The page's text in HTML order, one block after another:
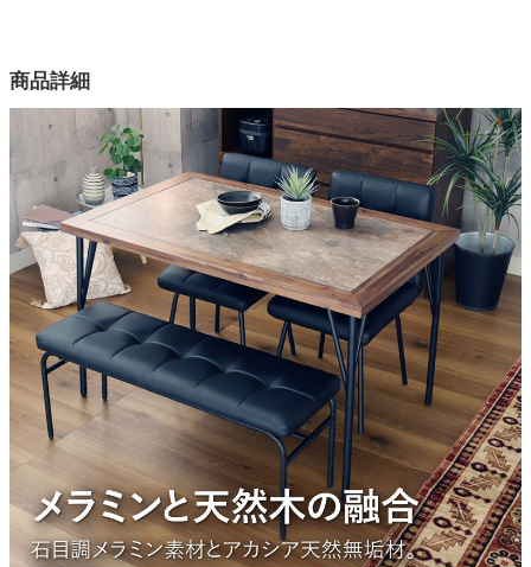
2色
テーブル天板素材
アカシア無垢材、メラミン
テーブル天板塗装（木枠部分）
ラッカー塗装
テーブル脚部素材
スチール
テーブル脚部塗装
ラッカー塗装
チェア・ベンチ座面張地
合成皮革（PVC)
チェア・ベンチ本体部材
商品詳細